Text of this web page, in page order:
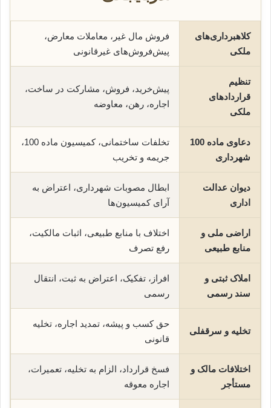
کلاهبرداری‌های
ملکی
فروش مال غیر، معاملات معارض،
پیش‌فروش‌های غیرقانونی
تنظیم
قراردادهای
ملکی
پیش‌خرید، فروش، مشارکت در ساخت،
اجاره، رهن، معاوضه
دعاوی ماده 100
شهرداری
تخلفات ساختمانی، کمیسیون ماده 100،
جریمه و تخریب
دیوان عدالت
اداری
ابطال مصوبات شهرداری، اعتراض به
آرای کمیسیون‌ها
اراضی ملی و
منابع طبیعی
اختلاف با منابع طبیعی، اثبات مالکیت،
رفع تصرف
املاک ثبتی و
سند رسمی
افراز، تفکیک، اعتراض به ثبت، انتقال
رسمی
تخلیه و سرقفلی
حق کسب و پیشه، تمدید اجاره، تخلیه
قانونی
اختلافات مالک و
مستأجر
فسخ قرارداد، الزام به تخلیه، تعمیرات،
اجاره معوقه